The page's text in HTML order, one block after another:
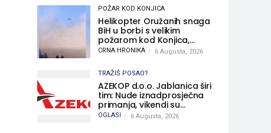
POŽAR KOD KONJICA
Helikopter Oružanih snaga
BiH u borbi s velikim
požarom kod Konjica,
sudjelovao i Air Tractor
CRNA HRONIKA 6 Augusta, 2026
TRAŽIŠ POSAO?
AZEKOP d.o.o. Jablanica širi
tim: Nude iznadprosječna
primanja, vikendi su
slobodni, traži se više
OGLASI 6 Augusta, 2026